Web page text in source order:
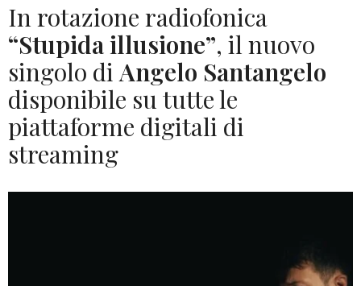
In rotazione radiofonica
“Stupida illusione”, il nuovo
singolo diAngelo Santangelo
disponibile su tutte le
piattaforme digitali di
streaming